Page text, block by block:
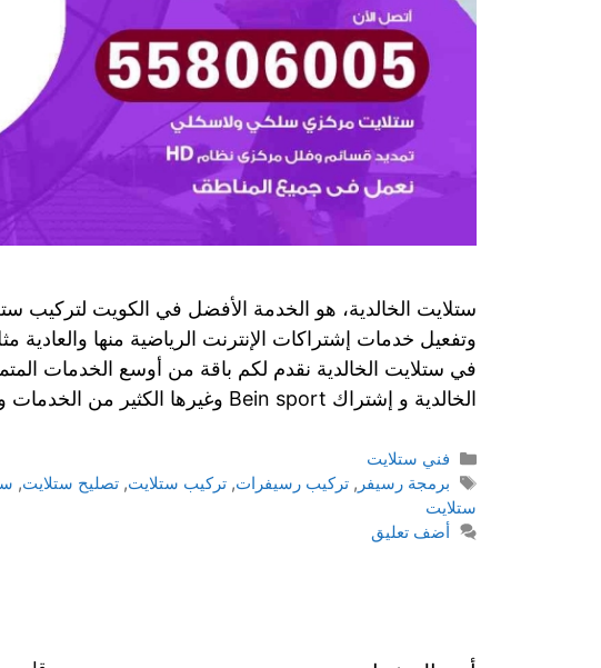
ستلايت الخالدية، هو الخدمة الأفضل في الكويت لتركيب
وتفعيل خدمات إشتراكات الإنترنت الرياضية منها
في ستلايت الخالدية نقدم لكم باقة من أوسع الخدمات
الخالدية و إشتراك Bein sport وغيرها الكثير من الخدمات ومنها: ستلايت الخالدية …
التصنيفات
فني ستلايت
الوسوم
برمجة رسيفر ,تركيب رسيفرات,تركيب ستلايت,تصليح ستلايت,
ستلايت
أضف تعليق